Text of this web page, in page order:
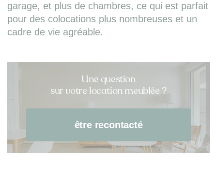
garage, et plus de chambres, ce qui est parfait
pour des colocations plus nombreuses et un
cadre de vie agréable.
Une question
sur votre location meublée ?
être recontacté